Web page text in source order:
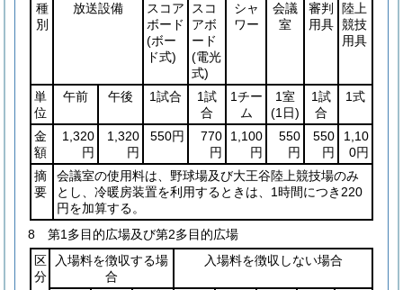
種
別
放送設備
スコア
ボード
(ボー
ド式)
スコ
アボ
ード
(電光
式)
シャ
ワー
会議
室
審判
用具
陸上
競技
用具
単
位
午前 午後 1試合
1試
合
1チー
ム
1室
(1日)
1試
合
1式
金
額
1,320
円
1,320
円
550円
770
円
1,100
円
550
円
550
円
1,10
0円
摘
要
会議室の使用料は、野球場及び大王谷陸上競技場のみ
とし、冷暖房装置を利用するときは、1時間につき220
円を加算する。
8 第1多目的広場及び第2多目的広場
区
分
入場料を徴収する場
合
入場料を徴収しない場合